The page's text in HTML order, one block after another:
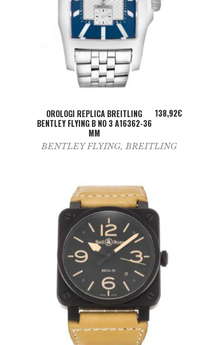
ADD TO CART
OROLOGI REPLICA BREITLING
BENTLEY FLYING B NO 3 A16362-36
MM
138,92€
BENTLEY FLYING,BREITLING